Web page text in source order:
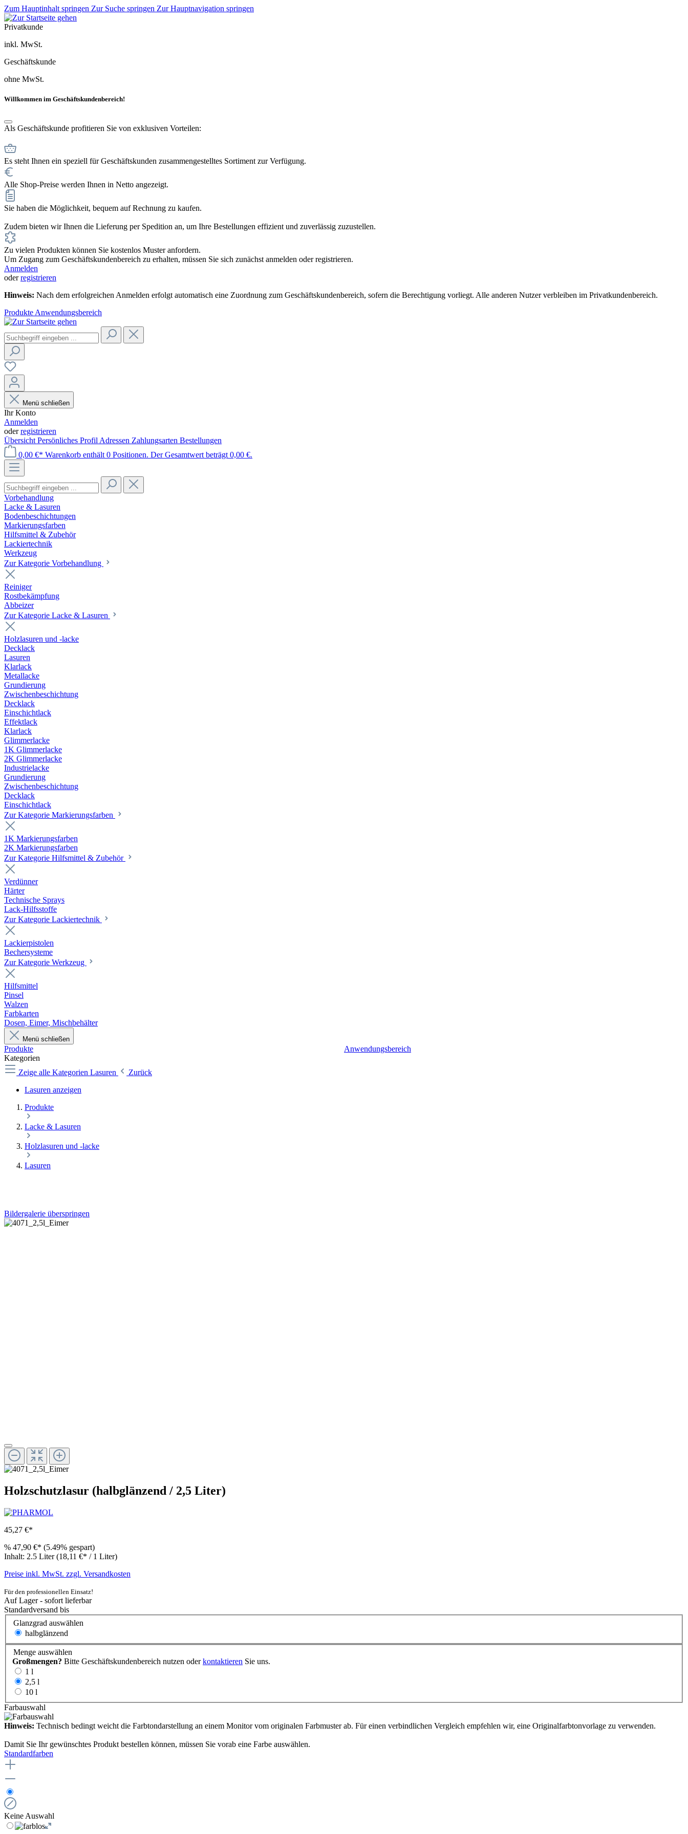
Zum Hauptinhalt springen Zur Suche springen Zur Hauptnavigation springen
Privatkunde
inkl. MwSt.
Geschäftskunde
ohne MwSt.
Willkommen im Geschäftskundenbereich!
Als Geschäftskunde profitieren Sie von exklusiven Vorteilen:
Es steht Ihnen ein speziell für Geschäftskunden zusammengestelltes Sortiment zur Verfügung.
Alle Shop-Preise werden Ihnen in Netto angezeigt.
Sie haben die Möglichkeit, bequem auf Rechnung zu kaufen.
Zudem bieten wir Ihnen die Lieferung per Spedition an, um Ihre Bestellungen effizient und zuverlässig zuzustellen.
Zu vielen Produkten können Sie kostenlos Muster anfordern.
Um Zugang zum Geschäftskundenbereich zu erhalten, müssen Sie sich zunächst anmelden oder registrieren.
Anmelden
oderregistrieren
Hinweis: Nach dem erfolgreichen Anmelden erfolgt automatisch eine Zuordnung zum Geschäftskundenbereich, sofern die Berechtigung vorliegt. Alle anderen Nutzer verbleiben im Privatkundenbereich.
Produkte Anwendungsbereich
Menü schließen
Ihr Konto
Anmelden
oderregistrieren
Übersicht Persönliches Profil Adressen Zahlungsarten Bestellungen
0,00 €* Warenkorb enthält 0 Positionen. Der Gesamtwert beträgt 0,00 €.
Vorbehandlung
Lacke & Lasuren
Bodenbeschichtungen
Markierungsfarben
Hilfsmittel & Zubehör
Lackiertechnik
Werkzeug
Zur Kategorie Vorbehandlung
Reiniger
Rostbekämpfung
Abbeizer
Zur Kategorie Lacke & Lasuren
Holzlasuren und -lacke
Decklack
Lasuren
Klarlack
Metallacke
Grundierung
Zwischenbeschichtung
Decklack
Einschichtlack
Effektlack
Klarlack
Glimmerlacke
1K Glimmerlacke
2K Glimmerlacke
Industrielacke
Grundierung
Zwischenbeschichtung
Decklack
Einschichtlack
Zur Kategorie Markierungsfarben
1K Markierungsfarben
2K Markierungsfarben
Zur Kategorie Hilfsmittel & Zubehör
Verdünner
Härter
Technische Sprays
Lack-Hilfsstoffe
Zur Kategorie Lackiertechnik
Lackierpistolen
Bechersysteme
Zur Kategorie Werkzeug
Hilfsmittel
Pinsel
Walzen
Farbkarten
Dosen, Eimer, Mischbehälter
Menü schließen
Produkte
Anwendungsbereich
Kategorien
Zeige alle Kategorien Lasuren
Zurück
Lasuren anzeigen
Produkte
Lacke & Lasuren
Holzlasuren und -lacke
Lasuren
Bildergalerie überspringen
Holzschutzlasur (halbglänzend / 2,5 Liter)
45,27 €*
% 47,90 €* (5.49% gespart)
Inhalt: 2.5 Liter(18,11 €* / 1 Liter)
Preise inkl. MwSt. zzgl. Versandkosten
Für den professionellen Einsatz!
Auf Lager - sofort lieferbar
Standardversand bis
Glanzgrad auswählen
halbglänzend
Menge auswählen
Großmengen? Bitte Geschäftskundenbereich nutzen oderkontaktieren Sie uns.
1 l
2,5 l
10 l
Farbauswahl
Hinweis: Technisch bedingt weicht die Farbtondarstellung an einem Monitor vom originalen Farbmuster ab. Für einen verbindlichen Vergleich empfehlen wir, eine Originalfarbtonvorlage zu verwenden.
Damit Sie Ihr gewünschtes Produkt bestellen können, müssen Sie vorab eine Farbe auswählen.
Standardfarben
Keine Auswahl